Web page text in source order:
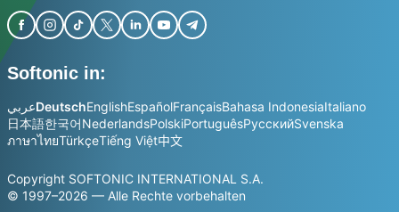
Softonic in:
عربيDeutschEnglishEspañolFrançaisBahasa IndonesiaItaliano
日本語한국어NederlandsPolskiPortuguêsРусскийSvenska
ภาษาไทยTürkçeTiếng Việt中文
Copyright SOFTONIC INTERNATIONAL S.A.
© 1997–2026 — Alle Rechte vorbehalten